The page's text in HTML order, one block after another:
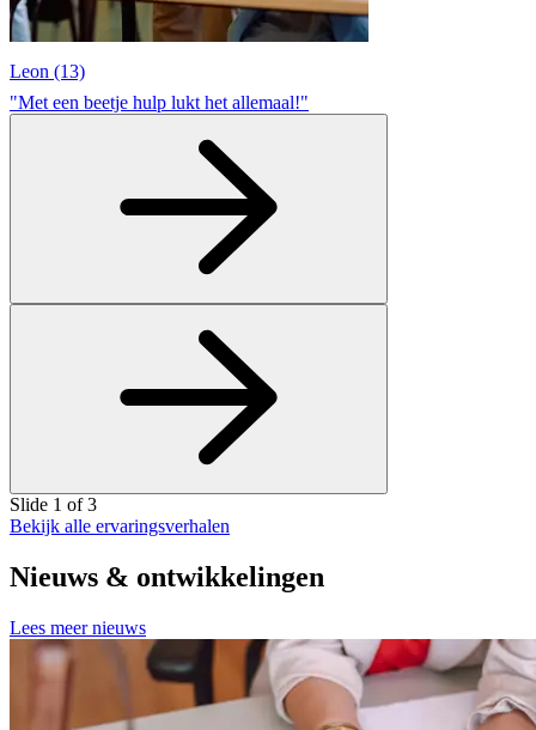
Leon (13)
"Met een beetje hulp lukt het allemaal!"
Slide 1 of3
Bekijk alle ervaringsverhalen
Nieuws & ontwikkelingen
Lees meer nieuws